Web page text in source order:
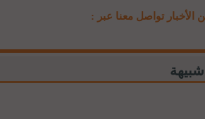
الأخبار تواصل معنا عبر :